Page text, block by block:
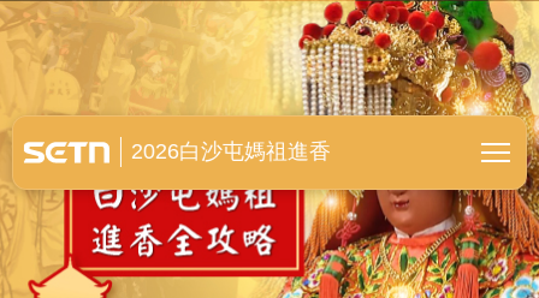
白沙屯媽祖進香全紀錄
2026白沙屯媽祖進香